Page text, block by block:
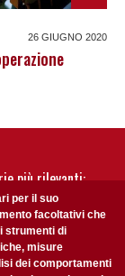
26 GIUGNO 2020
più rilevanti:
per il suo
facoltativi che
strumenti di
misure
dei comportamenti